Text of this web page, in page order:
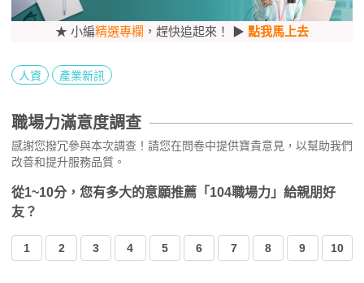
★ 小編精選專欄 ，趕快追起來！ ▶ 點我馬上去
人資 產業新訊
職場力滿意度調查
感謝您撥冗參與本次調查！請您在問卷中提供寶貴意見，以幫助我們
改善和提升服務品質。
從1~10分，您有多大的意願推薦「104職場力」給親朋好
友？
1 2 3 4 5 6 7 8 9 10